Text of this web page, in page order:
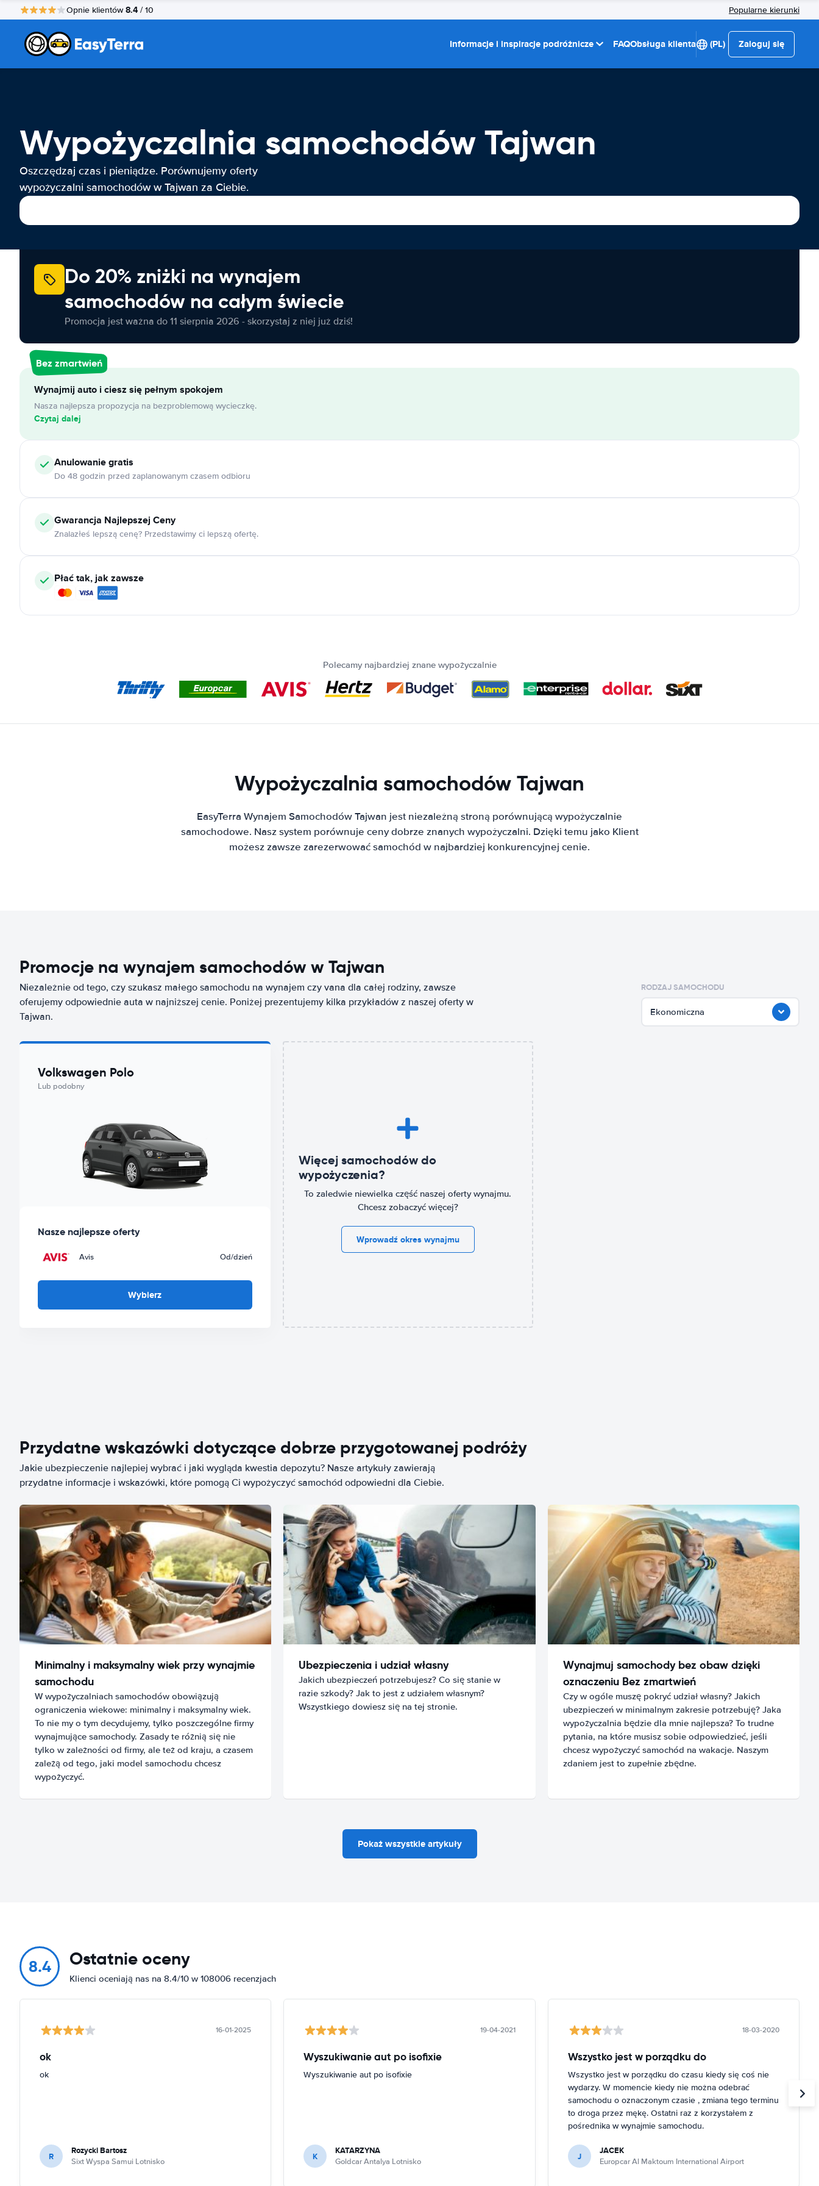
Opnie klientów8.4 / 10 Popularne kierunki
Informacje i inspiracje podróżnicze FAQObsługa klienta (PL) Zaloguj się
Wypożyczalnia samochodów Tajwan
Oszczędzaj czas i pieniądze. Porównujemy oferty
wypożyczalni samochodów w Tajwan za Ciebie.
Do 20% zniżki na wynajem
samochodów na całym świecie
Promocja jest ważna do 11 sierpnia 2026 - skorzystaj z niej już dziś!
Bez zmartwień
Wynajmij auto i ciesz się pełnym spokojem
Nasza najlepsza propozycja na bezproblemową wycieczkę.
Czytaj dalej
Anulowaniegratis
Do 48 godzin przed zaplanowanym czasem odbioru
Gwarancja Najlepszej Ceny
Znalazłeś lepszą cenę? Przedstawimy ci lepszą ofertę.
Płać tak, jak zawsze
Polecamy najbardziej znane wypożyczalnie
Wypożyczalnia samochodów Tajwan
EasyTerra Wynajem Samochodów Tajwan jest niezależną stroną porównującą wypożyczalnie
samochodowe. Nasz system porównuje ceny dobrze znanych wypożyczalni. Dzięki temu jako Klient
możesz zawsze zarezerwować samochód w najbardziej konkurencyjnej cenie.
Promocje na wynajem samochodów w Tajwan
Niezależnie od tego, czy szukasz małego samochodu na wynajem czy vana dla całej rodziny, zawsze
oferujemy odpowiednie auta w najniższej cenie. Poniżej prezentujemy kilka przykładów z naszej oferty w
Tajwan.
RODZAJ SAMOCHODU
Ekonomiczna
Volkswagen Polo
Lub podobny
Nasze najlepsze oferty
Avis Od/dzień
Wybierz
Więcej samochodów do
wypożyczenia?
To zaledwie niewielka część naszej oferty wynajmu.
Chcesz zobaczyć więcej?
Wprowadź okres wynajmu
Przydatne wskazówki dotyczące dobrze przygotowanej podróży
Jakie ubezpieczenie najlepiej wybrać i jaki wygląda kwestia depozytu? Nasze artykuły zawierają
przydatne informacje i wskazówki, które pomogą Ci wypożyczyć samochód odpowiedni dla Ciebie.
Minimalny i maksymalny wiek przy wynajmie
samochodu
W wypożyczalniach samochodów obowiązują
ograniczenia wiekowe: minimalny i maksymalny wiek.
To nie my o tym decydujemy, tylko poszczególne firmy
wynajmujące samochody. Zasady te różnią się nie
tylko w zależności od firmy, ale też od kraju, a czasem
zależą od tego, jaki model samochodu chcesz
wypożyczyć.
Ubezpieczenia i udział własny
Jakich ubezpieczeń potrzebujesz? Co się stanie w
razie szkody? Jak to jest z udziałem własnym?
Wszystkiego dowiesz się na tej stronie.
Wynajmuj samochody bez obaw dzięki
oznaczeniu Bez zmartwień
Czy w ogóle muszę pokryć udział własny? Jakich
ubezpieczeń w minimalnym zakresie potrzebuję? Jaka
wypożyczalnia będzie dla mnie najlepsza? To trudne
pytania, na które musisz sobie odpowiedzieć, jeśli
chcesz wypożyczyć samochód na wakacje. Naszym
zdaniem jest to zupełnie zbędne.
Pokaż wszystkie artykuły
8.4 Ostatnie oceny
Klienci oceniają nas na 8.4/10 w 108006 recenzjach
16-01-2025
ok
ok
R Rozycki Bartosz
Sixt Wyspa Samui Lotnisko
19-04-2021
Wyszukiwanie aut po isofixie
Wyszukiwanie aut po isofixie
K KATARZYNA
Goldcar Antalya Lotnisko
18-03-2020
Wszystko jest w porządku do
Wszystko jest w porządku do czasu kiedy się coś nie
wydarzy. W momencie kiedy nie można odebrać
samochodu o oznaczonym czasie , zmiana tego terminu
to droga przez mękę. Ostatni raz z korzystałem z
pośrednika w wynajmie samochodu.
J JACEK
Europcar Al Maktoum International Airport